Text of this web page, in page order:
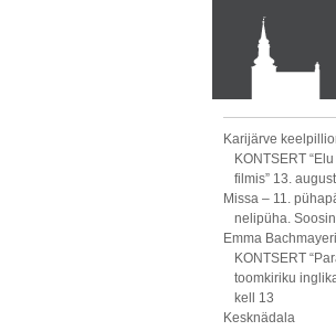
KONTAKT
Toom-Kooli 6,
tallinna.toom@
Karijärve
KONTSERT
filmis” 13.
Missa – 11.
nelipüha.
Emma
KONTSERT
toomkiriku
kell 13
Kesknädala